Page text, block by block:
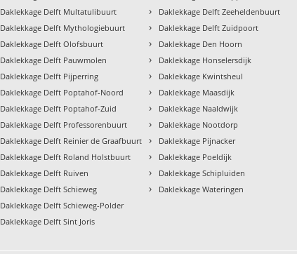
Daklekkage Delft Multatulibuurt
Daklekkage Delft Mythologiebuurt
Daklekkage Delft Olofsbuurt
Daklekkage Delft Pauwmolen
Daklekkage Delft Pijperring
Daklekkage Delft Poptahof-Noord
Daklekkage Delft Poptahof-Zuid
Daklekkage Delft Professorenbuurt
Daklekkage Delft Reinier de Graafbuurt
Daklekkage Delft Roland Holstbuurt
Daklekkage Delft Ruiven
Daklekkage Delft Schieweg
Daklekkage Delft Schieweg-Polder
Daklekkage Delft Sint Joris
› Daklekkage Delft Zeeheldenbuurt
› Daklekkage Delft Zuidpoort
› Daklekkage Den Hoorn
› Daklekkage Honselersdijk
› Daklekkage Kwintsheul
› Daklekkage Maasdijk
› Daklekkage Naaldwijk
› Daklekkage Nootdorp
› Daklekkage Pijnacker
› Daklekkage Poeldijk
› Daklekkage Schipluiden
› Daklekkage Wateringen